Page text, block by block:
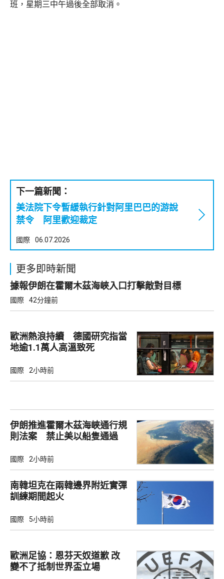
班，星期三中午過後全部取消。
下一篇新聞：
美法院下令暫緩執行針對阿里巴巴的游說
禁令 阿里歡迎裁定
國際 06.07.2026
更多即時新聞
據報伊朗在霍爾木茲海峽入口打擊敵對目標
國際 42分鐘前
歐洲熱浪持續 德國研究指當
地逾1.1萬人高溫致死
國際 2小時前
伊朗推進霍爾木茲海峽通行規
則法案 禁止美以船隻通過
國際 2小時前
南韓坦克在兩韓邊界附近實彈
訓練期間起火
國際 5小時前
歐洲足協：恩芬天奴道歉 改
變不了抵制世界盃立場